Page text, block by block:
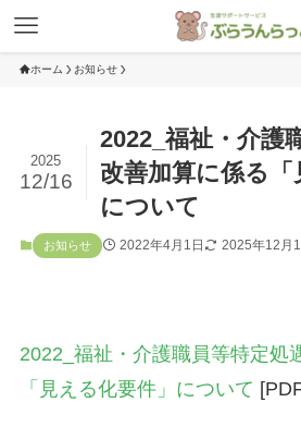
ホーム お知らせ
2022_福祉・介護
改善加算に係る「
について
2025
12/16
お知らせ 2022年4月1日 2025年12月
2022_福祉・介護職員等特定処
「見える化要件」について